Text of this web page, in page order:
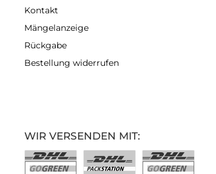
Kontakt
Mängelanzeige
Rückgabe
Bestellung widerrufen
WIR VERSENDEN MIT: